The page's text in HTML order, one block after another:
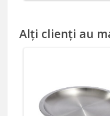
Alți clienți au